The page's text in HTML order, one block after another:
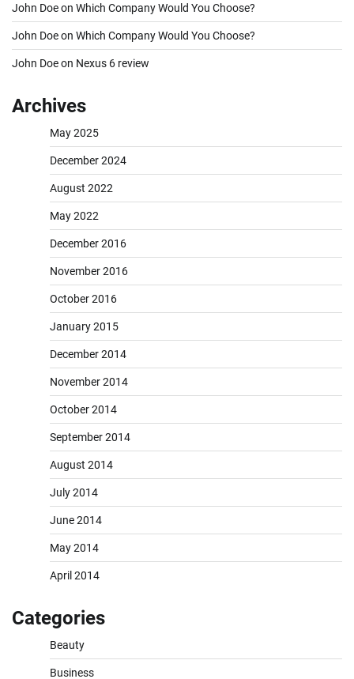
John Doeon Which Company Would You Choose?
John Doeon Which Company Would You Choose?
John Doeon Nexus 6 review
Archives
May 2025
December 2024
August 2022
May 2022
December 2016
November 2016
October 2016
January 2015
December 2014
November 2014
October 2014
September 2014
August 2014
July 2014
June 2014
May 2014
April 2014
Categories
Beauty
Business